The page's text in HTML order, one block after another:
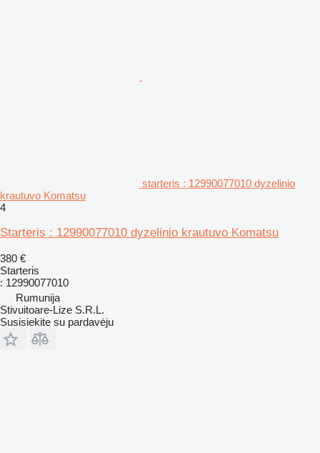
starteris : 12990077010 dyzelinio
krautuvo Komatsu
4
Starteris : 12990077010 dyzelinio krautuvo Komatsu
380 €
Starteris
: 12990077010
Rumunija
Stivuitoare-Lize S.R.L.
Susisiekite su pardavėju